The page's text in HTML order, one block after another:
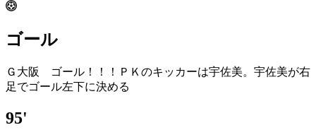
ゴール
Ｇ大阪 ゴール！！！ＰＫのキッカーは宇佐美。宇佐美が右
足でゴール左下に決める
95'